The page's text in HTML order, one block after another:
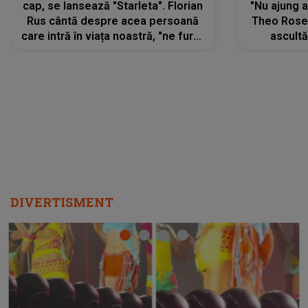
cap, se lansează "Starleta". Florian
Rus cântă despre acea persoană
care intră în viața noastră, "ne fură"
"Nu ajung
Theo
DIVERTISMENT